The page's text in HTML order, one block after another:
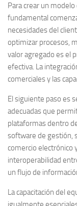
Para crear un
fundamental
necesidades del
optimizar procesos,
valor agregado es el
efectiva. La
comerciales y las
El siguiente paso es
adecuadas que
plataformas dentro
software de gestión,
comercio electrónico
interoperabilidad
un flujo de
La capacitación del